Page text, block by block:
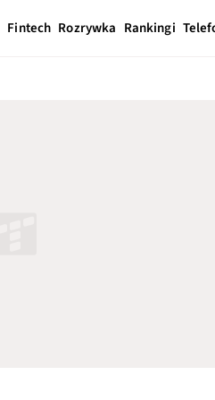
Fintech Rozrywka Rankingi